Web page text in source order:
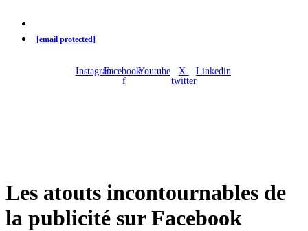
[email protected]
InstagramFacebook-
f
Youtube
X-
twitter
Linkedin
Les atouts incontournables de
la publicité sur Facebook